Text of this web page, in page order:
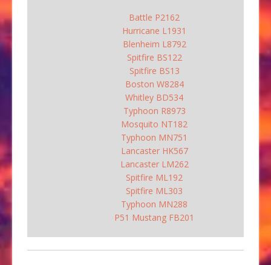
Battle P2162
Hurricane L1931
Blenheim L8792
Spitfire BS122
Spitfire BS13
Boston W8284
Whitley BD534
Typhoon R8973
Mosquito NT182
Typhoon MN751
Lancaster HK567
Lancaster LM262
Spitfire ML192
Spitfire ML303
Typhoon MN288
P51 Mustang FB201